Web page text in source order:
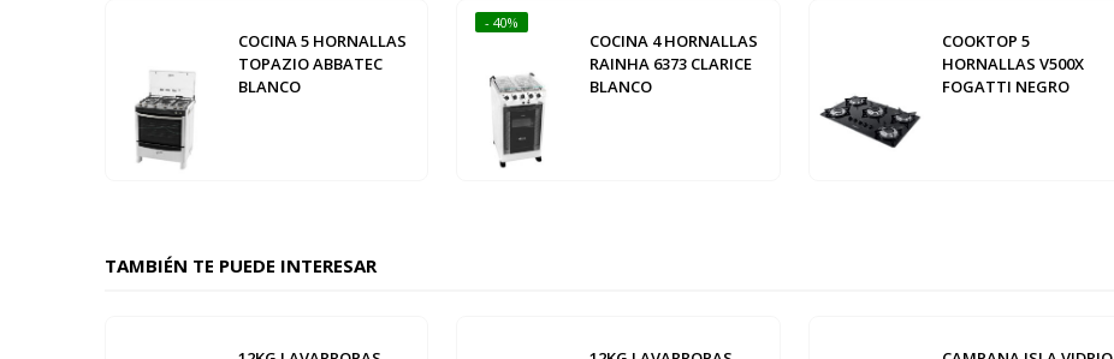
COCINA 5 HORNALLAS
TOPAZIO ABBATEC
BLANCO
COCINA 4 HORNALLAS
RAINHA 6373 CLARICE
BLANCO
- 40%
COOKTOP 5
HORNALLAS V500X
FOGATTI NEGRO
TAMBIÉN TE PUEDE INTERESAR